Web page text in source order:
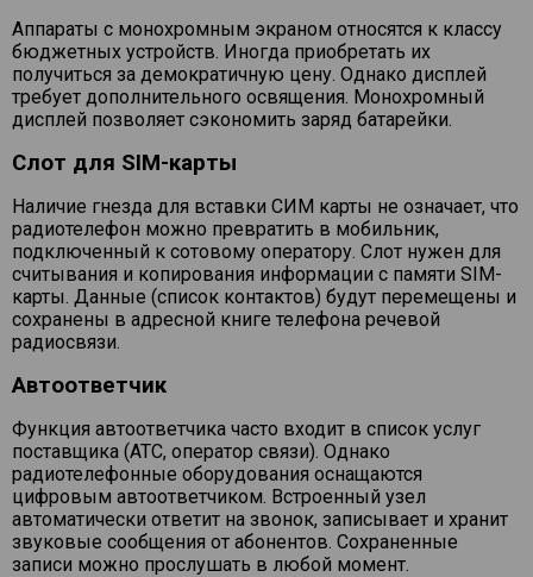
Аппараты с монохромным экраном относятся к классу
бюджетных устройств. Иногда приобретать их
получиться за демократичную цену. Однако дисплей
требует дополнительного освящения. Монохромный
дисплей позволяет сэкономить заряд батарейки.
Слот для SIM-карты
Наличие гнезда для вставки СИМ карты не означает, что
радиотелефон можно превратить в мобильник,
подключенный к сотовому оператору. Слот нужен для
считывания и копирования информации с памяти SIM-
карты. Данные (список контактов) будут перемещены и
сохранены в адресной книге телефона речевой
радиосвязи.
Автоответчик
Функция автоответчика часто входит в список услуг
поставщика (АТС, оператор связи). Однако
радиотелефонные оборудования оснащаются
цифровым автоответчиком. Встроенный узел
автоматически ответит на звонок, записывает и хранит
звуковые сообщения от абонентов. Сохраненные
записи можно прослушать в любой момент.